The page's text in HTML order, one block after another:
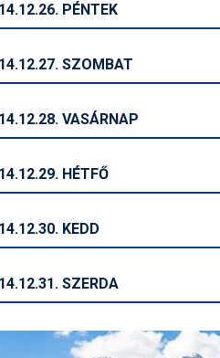
PÉNTEK
SZOMBAT
VASÁRNAP
HÉTFŐ
KEDD
SZERDA